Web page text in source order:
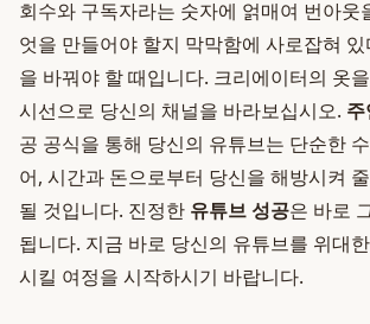
회수와 구독자라는 숫자에 얽매여 번아웃
엇을 만들어야 할지 막막함에 사로잡혀
을 바꿔야 할 때입니다. 크리에이터의 옷
시선으로 당신의 채널을 바라보십시오.
공 공식을 통해 당신의 유튜브는 단순한
어, 시간과 돈으로부터 당신을 해방시켜
될 것입니다. 진정한 유튜브 성공은 바로
됩니다. 지금 바로 당신의 유튜브를 위대
시킬 여정을 시작하시기 바랍니다.